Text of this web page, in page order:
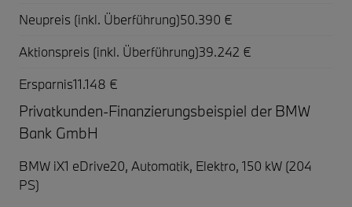
Neupreis (inkl. Überführung)50.390 €
Aktionspreis (inkl. Überführung)39.242 €
Ersparnis11.148 €
Privatkunden-Finanzierungsbeispiel der BMW
Bank GmbH
BMW iX1 eDrive20, Automatik, Elektro, 150 kW (204
PS)